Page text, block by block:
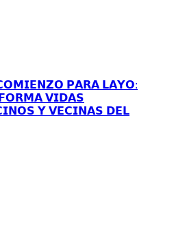
𝗣𝗔𝗥𝗔 𝗟𝗔𝗬𝗢:
𝗩𝗜𝗗𝗔𝗦
𝗬 𝗩𝗘𝗖𝗜𝗡𝗔𝗦 𝗗𝗘𝗟